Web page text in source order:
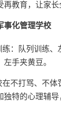
教育，让家长
事化管理学校
：队列训练、
手夹黄豆。
不打骂、不体
独特的心理辅